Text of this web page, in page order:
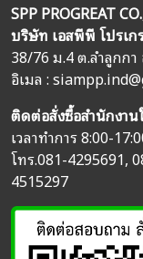
SPP PROGREAT
บริษัท เอสพีพี โปรเก
38/76 ม.4 ต.ลำลูกก
อิเมล :
ติดต่อสั่งซื้อสำนักงา
เวลาทำการ 8:00-
โทร.081-4295691,
4515297